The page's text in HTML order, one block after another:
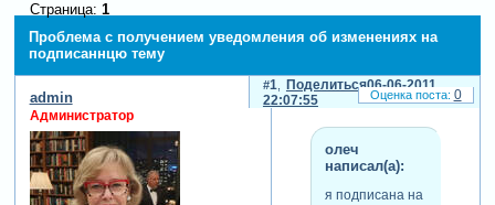
Проблема с получением уведомления об изменениях на
подписаннцю тему
Страница: 1
Поделиться
1
06-06-2011
22:07:55
admin
Администратор
олеч
написал(а):
я подписана на
0